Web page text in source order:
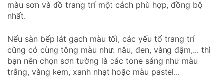
màu sơn và đồ trang trí một cách phù hợp, đồng bộ
nhất.
Nếu sàn bếp lát gạch màu tối, các yếu tố trang trí
cũng có cùng tông màu như: nâu, đen, vàng đậm,... thì
bạn nên chọn sơn tường là các tone sáng như màu
trắng, vàng kem, xanh nhạt hoặc màu pastel...